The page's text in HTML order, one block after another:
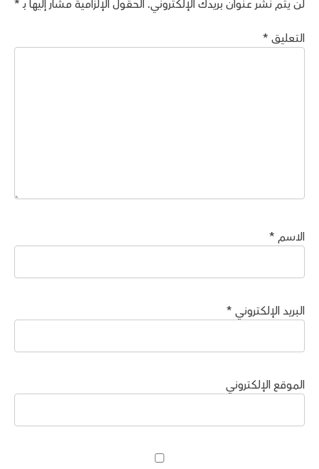
لن يتم نشر عنوان بريدك الإلكتروني. الحقول الإلزامية مشار إليها بـ*
التعليق *
الاسم *
البريد الإلكتروني *
الموقع الإلكتروني